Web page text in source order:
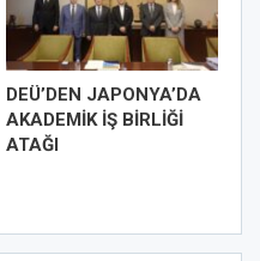
DEÜ’DEN JAPONYA’DA
AKADEMİK İŞ BİRLİĞİ
ATAĞI